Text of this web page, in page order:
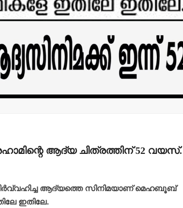
ആദ്യ ചിത്രത്തിന് 52 വയസ്.
ആദ്യത്തെ സിനിമയാണ് മെഹബൂബ്
ഇതിലേ.